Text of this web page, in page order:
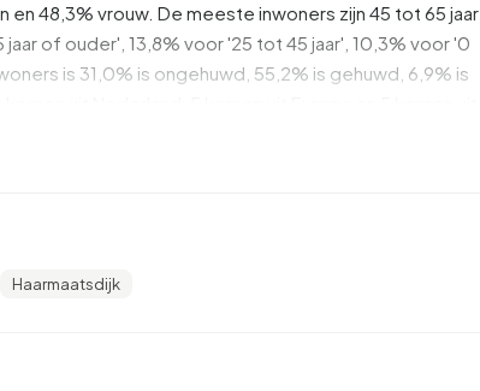
en 48,3% vrouw. De meeste inwoners zijn 45 tot 65 jaar
of ouder', 13,8% voor '25 tot 45 jaar', 10,3% voor '0
is 31,0% is ongehuwd, 55,2% is gehuwd, 6,9% is
gemiddelde inkomen per inkomensontvanger is
58,3% heeft HBO of WO, 33,3% heeft HAVO,
Haarmaatsdijk